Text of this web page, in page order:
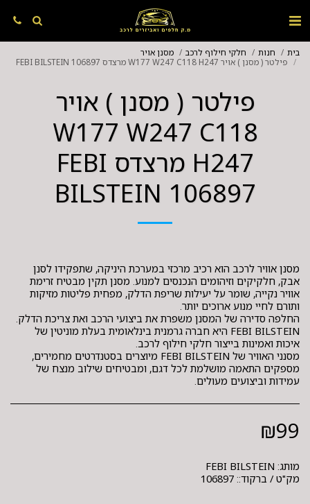
בית חנות חלקי חילוף לרכב
מסנן אויר
פילטר ( מסנן ) אויר W177 W247 C118 H247 מרצדס FEBI BILSTEIN 106897
פילטר ( מסנן ) אויר
W177 W247 C118
H247 מרצדס FEBI
BILSTEIN 106897
מסנן אוויר לרכב הוא רכיב מרכזי במערכת היניקה, שתפקידו לסנן
אבק, חלקיקים וזיהומים הנכנסים למנוע. מסנן תקין מבטיח זרימת
אוויר נקייה, שומר על יעילות שריפת הדלק, מפחית פליטות מזיקות
FEBI BILSTEIN היא חברה גרמנית בינלאומית בעלת מוניטין של
מסנני האוויר של FEBI BILSTEIN מיוצרים בסטנדרטים מחמירים,
מספקים התאמה מושלמת לכל דגם, ומבטיחים שילוב מנצח של
עמידות וביצועים מעולים.
₪99
מותג: FEBI BILSTEIN
מק"ט / ברקוד:: 106897